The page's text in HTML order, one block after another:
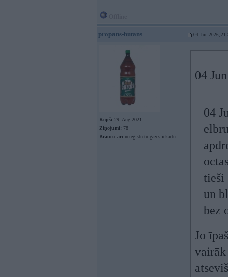
propans-butans 04. Jun 2026,
Kopš: 29. Aug 2021
Ziņojumi: 78
Braucu ar: nereģistrētu gāzes iekārtu
04
04
tieši
un
bez
Jo
vairāk